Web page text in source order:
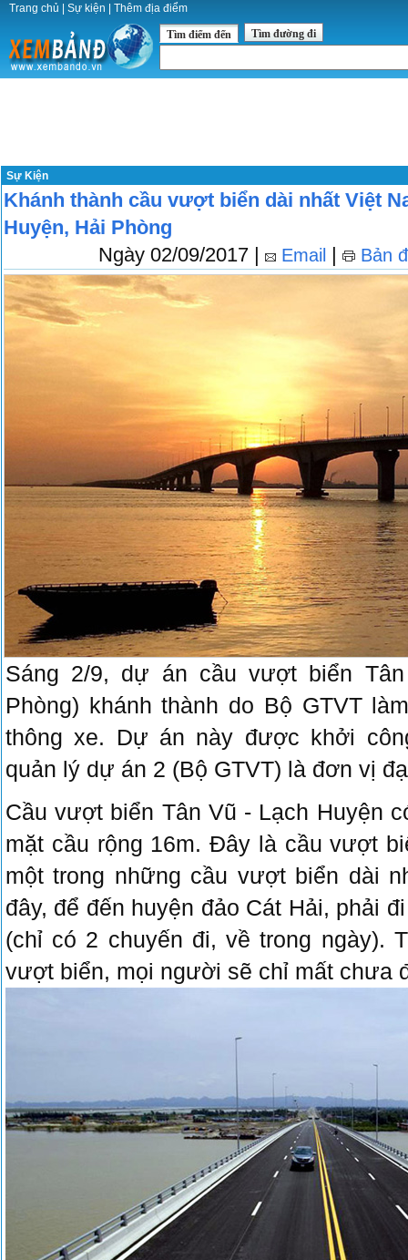
Trang chủ Sự kiện Thêm địa điểm
Tìm điểm đến Tìm đường đi
Sự Kiện
Khánh thành cầu vượt biển dài nhất Việt
Huyện, Hải Phòng
Ngày 02/09/2017 |
Email | Bản
Sáng 2/9, dự án cầu vượt biển
Phòng) khánh thành do Bộ GTVT
thông xe. Dự án này được khởi
quản lý dự án 2 (Bộ GTVT) là đơn vị
Cầu vượt biển Tân Vũ - Lạch Huyện
mặt cầu rộng 16m. Đây là cầu vượt
một trong những cầu vượt biển dài
đây, để đến huyện đảo Cát Hải, phải
(chỉ có 2 chuyến đi, về trong ngày).
vượt biển, mọi người sẽ chỉ mất chưa